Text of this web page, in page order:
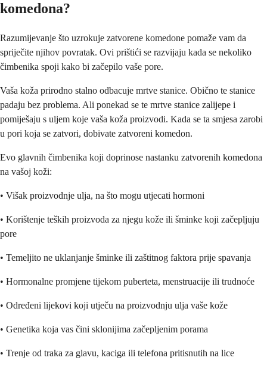
komedona?
Razumijevanje što uzrokuje zatvorene komedone pomaže vam da
spriječite njihov povratak. Ovi prištići se razvijaju kada se nekoliko
čimbenika spoji kako bi začepilo vaše pore.
Vaša koža prirodno stalno odbacuje mrtve stanice. Obično te stanice
padaju bez problema. Ali ponekad se te mrtve stanice zalijepe i
pomiješaju s uljem koje vaša koža proizvodi. Kada se ta smjesa zarobi
u pori koja se zatvori, dobivate zatvoreni komedon.
Evo glavnih čimbenika koji doprinose nastanku zatvorenih komedona
na vašoj koži:
• Višak proizvodnje ulja, na što mogu utjecati hormoni
• Korištenje teških proizvoda za njegu kože ili šminke koji začepljuju
pore
• Temeljito ne uklanjanje šminke ili zaštitnog faktora prije spavanja
• Hormonalne promjene tijekom puberteta, menstruacije ili trudnoće
• Određeni lijekovi koji utječu na proizvodnju ulja vaše kože
• Genetika koja vas čini sklonijima začepljenim porama
• Trenje od traka za glavu, kaciga ili telefona pritisnutih na lice